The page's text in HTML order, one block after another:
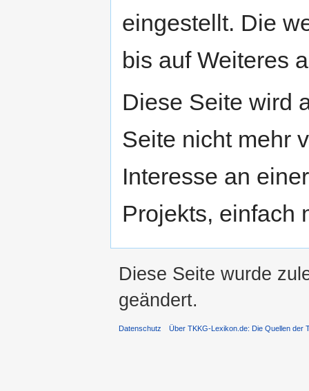
eingestellt. Die
bis auf Weiteres
Diese Seite wird
Seite nicht mehr
Interesse an
Projekts, einfach
Diese Seite wurde
geändert.
Datenschutz Über TKKG-Lexikon.de: Die Quellen der